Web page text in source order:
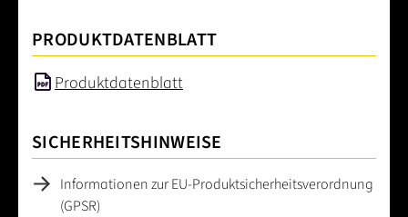
PRODUKTDATENBLATT
Produktdatenblatt
SICHERHEITSHINWEISE
Informationen zur EU-Produktsicherheitsverordnung
(GPSR)